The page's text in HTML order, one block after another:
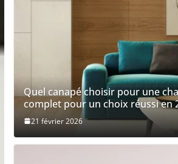
Quel canapé choisir pour une
complet pour un choix réussi en
21 février 2026